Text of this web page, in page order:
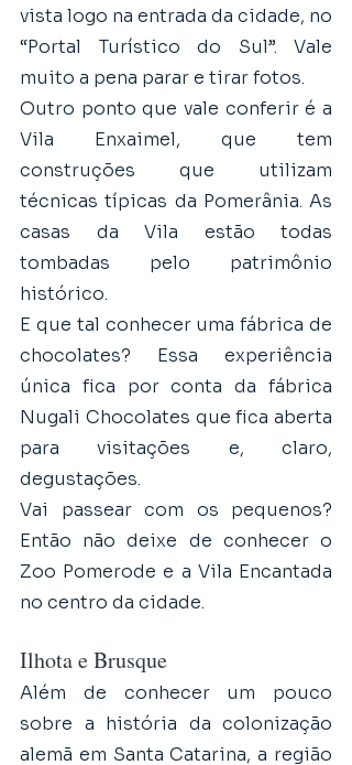
vista logo na entrada da cidade, no
“Portal Turístico do Sul”. Vale
muito a pena parar e tirar fotos.
Outro ponto que vale conferir é a
Vila Enxaimel, que tem
construções que utilizam
técnicas típicas da Pomerânia. As
casas da Vila estão todas
tombadas pelo patrimônio
histórico.
E que tal conhecer uma fábrica de
chocolates? Essa experiência
única fica por conta da fábrica
Nugali Chocolates que fica aberta
para visitações e, claro,
degustações.
Vai passear com os pequenos?
Então não deixe de conhecer o
Zoo Pomerode e a Vila Encantada
no centro da cidade.
Ilhota e Brusque
Além de conhecer um pouco
sobre a história da colonização
alemã em Santa Catarina, a região